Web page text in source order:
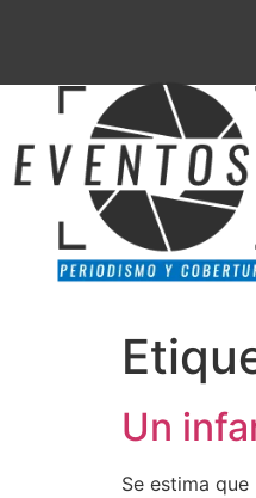
Un
Se estima